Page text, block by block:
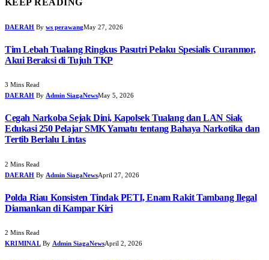
KEEP READING
DAERAH By ws perawangMay 27, 2026
Tim Lebah Tualang Ringkus Pasutri Pelaku Spesialis Curanmor,
Akui Beraksi di Tujuh TKP
3 Mins Read
DAERAH By Admin SiagaNewsMay 5, 2026
Cegah Narkoba Sejak Dini, Kapolsek Tualang dan LAN Siak
Edukasi 250 Pelajar SMK Yamatu tentang Bahaya Narkotika dan
Tertib Berlalu Lintas
2 Mins Read
DAERAH By Admin SiagaNewsApril 27, 2026
Polda Riau Konsisten Tindak PETI, Enam Rakit Tambang Ilegal
Diamankan di Kampar Kiri
2 Mins Read
KRIMINAL By Admin SiagaNewsApril 2, 2026